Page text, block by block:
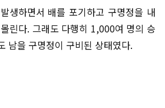
생하면서 배를 포기하고 구명정을 내
린다. 그래도 다행히 1,000여 명의 승
남을 구명정이 구비된 상태였다.